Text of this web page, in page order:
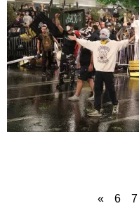
« 6 7